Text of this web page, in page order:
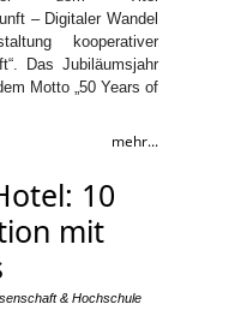
– Digitaler Wandel
kooperativer
Das Jubiläumsjahr
Motto „50 Years of
mehr...
10
mit
& Hochschule